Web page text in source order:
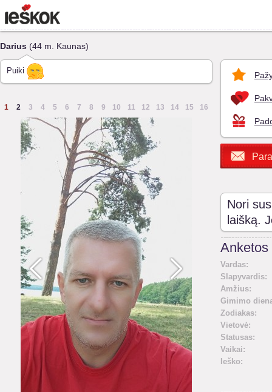
Darius (44 m. Kaunas)
Puiki
1 2 3 4 5 6 7 8 9 10 11 12 13 14 15 16
Nori
laišką.
Anketos
Vardas:
Slapyvardis:
Amžius:
Gimimo
Zodiakas:
Vietovė:
Statusas:
Vaikai:
Ieško: